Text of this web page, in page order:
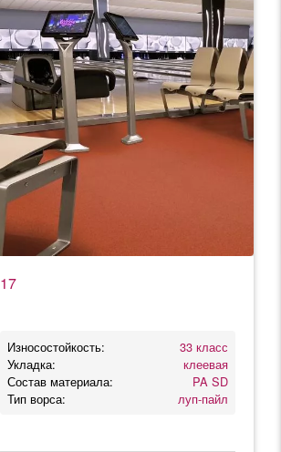
17
Износостойкость:
33 класс
Укладка:
клеевая
Состав материала:
PA SD
Тип ворса:
луп-пайл